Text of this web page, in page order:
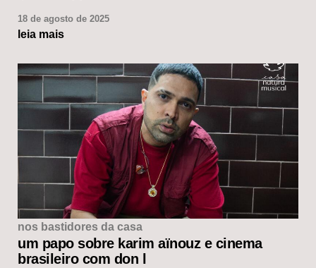
18 de agosto de 2025
leia mais
nos bastidores da casa
um papo sobre karim aïnouz e cinema
brasileiro com don l